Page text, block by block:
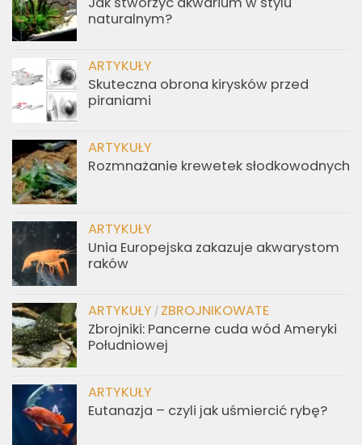
naturalnym?
ARTYKUŁY
Skuteczna obrona kirysków przed
piraniami
ARTYKUŁY
Rozmnażanie krewetek słodkowodnych
ARTYKUŁY
Unia Europejska zakazuje akwarystom
raków
ARTYKUŁY / ZBROJNIKOWATE
Zbrojniki: Pancerne cuda wód Ameryki
Południowej
ARTYKUŁY
Eutanazja – czyli jak uśmiercić rybę?